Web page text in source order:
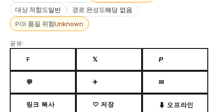
대상 적합도일반 경로 완성도해당 없음
POI 품질 위험Unknown
공유:
F 𝕏 𝙋
💬 ✈ ✉
링크 복사 ♡ 저장 ⬇ 오프라인